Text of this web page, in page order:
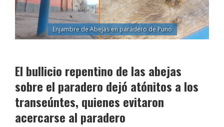
Enjambre de Abejas en paradero de Puno
El bullicio repentino de las abejas
sobre el paradero dejó atónitos a los
transeúntes, quienes evitaron
acercarse al paradero